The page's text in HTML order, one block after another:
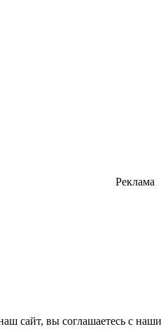
Реклама
сайт, вы соглашаетесь с